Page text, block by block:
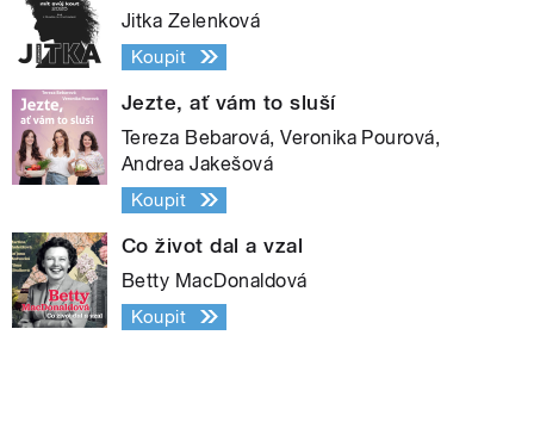
Jitka Zelenková
Koupit
Jezte, ať vám to sluší
Tereza Bebarová, Veronika Pourová,
Andrea Jakešová
Koupit
Co život dal a vzal
Betty MacDonaldová
Koupit